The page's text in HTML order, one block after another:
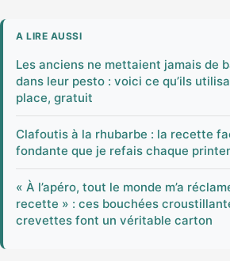
A LIRE AUSSI
Les anciens ne mettaient jamais de
dans leur pesto : voici ce qu’ils
place, gratuit
Clafoutis à la rhubarbe : la recette
fondante que je refais chaque
« À l’apéro, tout le monde m’a
recette » : ces bouchées
crevettes font un véritable carton